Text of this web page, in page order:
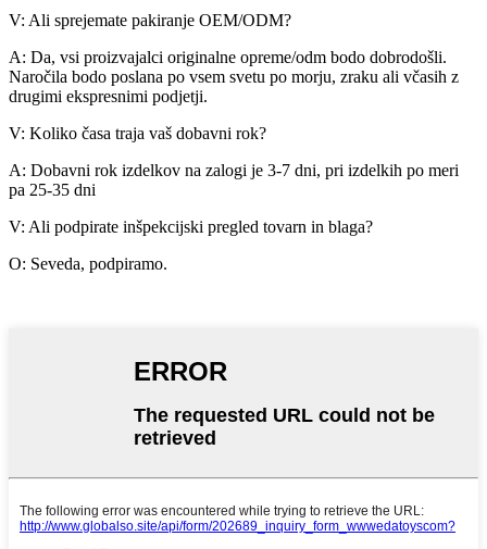
V: Ali sprejemate pakiranje OEM/ODM?
A: Da, vsi proizvajalci originalne opreme/odm bodo dobrodošli.
Naročila bodo poslana po vsem svetu po morju, zraku ali včasih z
drugimi ekspresnimi podjetji.
V: Koliko časa traja vaš dobavni rok?
A: Dobavni rok izdelkov na zalogi je 3-7 dni, pri izdelkih po meri
pa 25-35 dni
V: Ali podpirate inšpekcijski pregled tovarn in blaga?
O: Seveda, podpiramo.